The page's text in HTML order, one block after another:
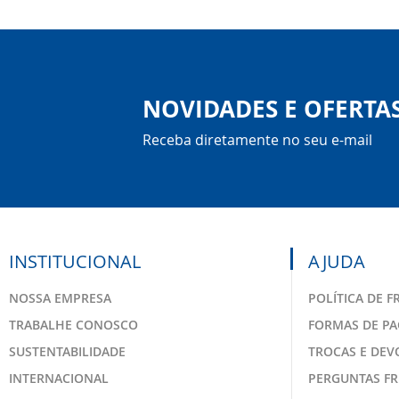
NOVIDADES E
Receba diretamente no seu e-mail
INSTITUCIONAL
NOSSA EMPRESA
TRABALHE CONOSCO
SUSTENTABILIDADE
INTERNACIONAL
AJUDA
POLÍTICA DE
FORMAS DE
TROCAS E
PERGUNTAS